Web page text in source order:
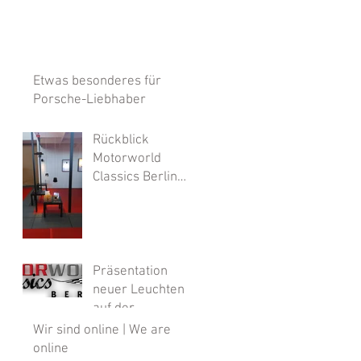
Etwas besonderes für
Porsche-Liebhaber
Rückblick
Motorworld
Classics Berlin
Präsentation
neuer Leuchten
auf der
Motorworld
Wir sind online | We are
online